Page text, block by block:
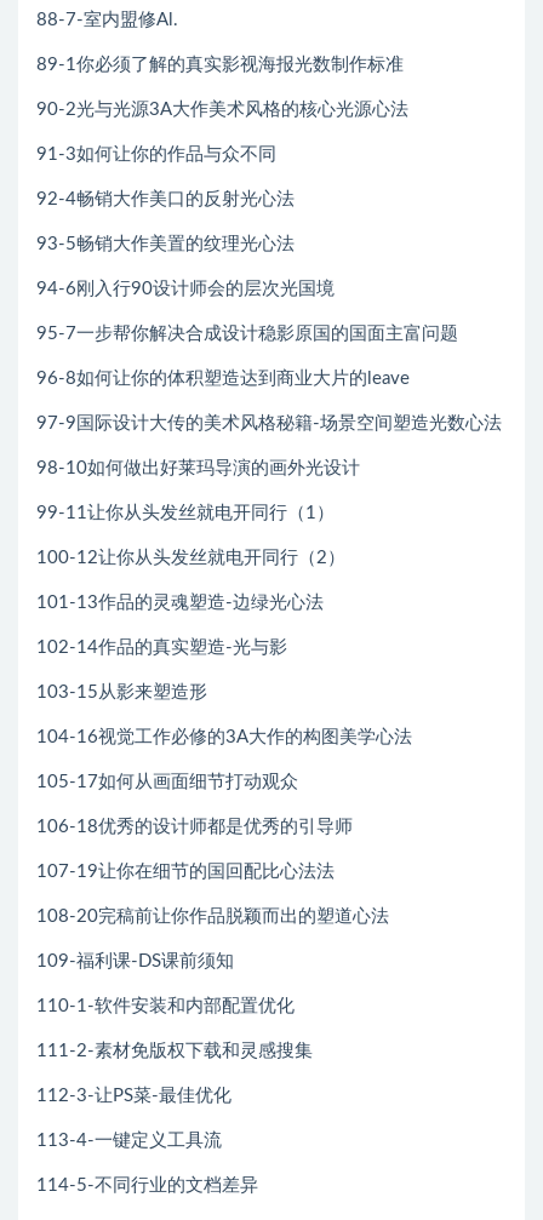
88-7-室内盟修Al.
89-1你必须了解的真实影视海报光数制作标准
90-2光与光源3A大作美术风格的核心光源心法
91-3如何让你的作品与众不同
92-4畅销大作美口的反射光心法
93-5畅销大作美置的纹理光心法
94-6刚入行90设计师会的层次光国境
95-7一步帮你解决合成设计稳影原国的国面主富问题
96-8如何让你的体积塑造达到商业大片的leave
97-9国际设计大传的美术风格秘籍-场景空间塑造光数心法
98-10如何做出好莱玛导演的画外光设计
99-11让你从头发丝就电开同行（1）
100-12让你从头发丝就电开同行（2）
101-13作品的灵魂塑造-边绿光心法
102-14作品的真实塑造-光与影
103-15从影来塑造形
104-16视觉工作必修的3A大作的构图美学心法
105-17如何从画面细节打动观众
106-18优秀的设计师都是优秀的引导师
107-19让你在细节的国回配比心法法
108-20完稿前让你作品脱颖而出的塑道心法
109-福利课-DS课前须知
110-1-软件安装和内部配置优化
111-2-素材免版权下载和灵感搜集
112-3-让PS菜-最佳优化
113-4-一键定义工具流
114-5-不同行业的文档差异